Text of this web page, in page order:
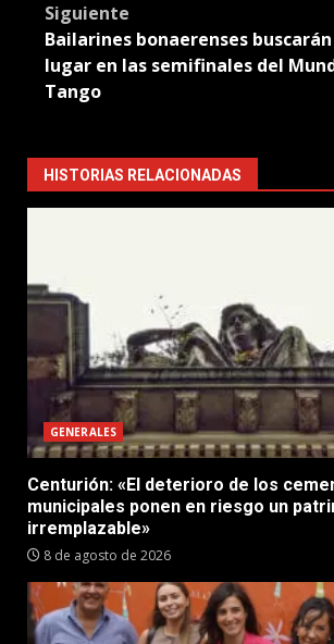
Siguiente
Bailarines bonaerenses
lugar en las semifinales del
Tango
HISTORIAS RELACIONADAS
GENERALES
Centurión: «El deterioro de los
municipales ponen en riesgo un
irremplazable»
8 de agosto de 2026